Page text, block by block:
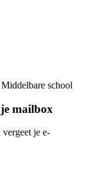
school
mailbox
je e-